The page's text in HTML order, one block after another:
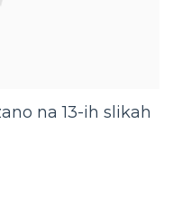
na 13-ih slikah